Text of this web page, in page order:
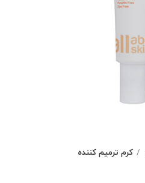
کرم ترمیم کننده